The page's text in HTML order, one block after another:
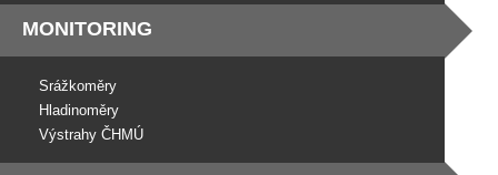
MONITORING
Srážkoměry
Hladinoměry
Výstrahy ČHMÚ